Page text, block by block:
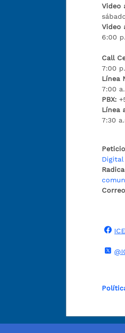
Video
Video
6:00
Call
7:00
Línea
7:00
PBX:
Línea
7:30
Digital